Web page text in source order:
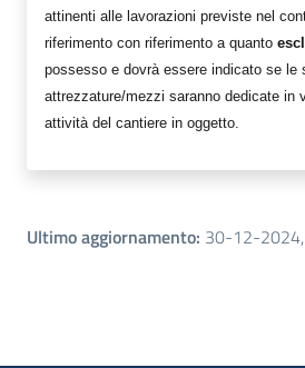
attinenti alle lavorazioni previste nel
riferimento con riferimento a quanto
possesso e dovrà essere indicato se le
attrezzature/mezzi saranno dedicate in
attività del cantiere in oggetto.
Ultimo aggiornamento: 30-12-